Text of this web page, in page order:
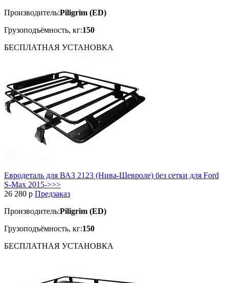
Производитель:Piligrim (ED)
Грузоподъёмность, кг:150
БЕСПЛАТНАЯ УСТАНОВКА
Евродеталь для ВАЗ 2123 (Нива-Шевроле) без сетки для Ford
S-Max 2015->>>
26 280 p Предзаказ
Производитель:Piligrim (ED)
Грузоподъёмность, кг:150
БЕСПЛАТНАЯ УСТАНОВКА